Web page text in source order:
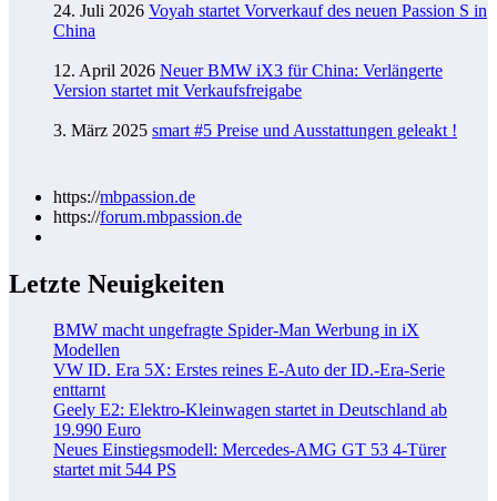
24. Juli 2026 Voyah startet Vorverkauf des neuen Passion S in
China
12. April 2026 Neuer BMW iX3 für China: Verlängerte
Version startet mit Verkaufsfreigabe
3. März 2025 smart #5 Preise und Ausstattungen geleakt !
https://mbpassion.de
https://forum.mbpassion.de
Letzte Neuigkeiten
BMW macht ungefragte Spider-Man Werbung in iX
Modellen
VW ID. Era 5X: Erstes reines E-Auto der ID.-Era-Serie
enttarnt
Geely E2: Elektro-Kleinwagen startet in Deutschland ab
19.990 Euro
Neues Einstiegsmodell: Mercedes-AMG GT 53 4-Türer
startet mit 544 PS